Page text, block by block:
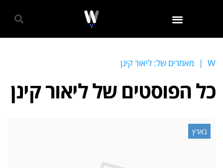
W
| מאמרים של: ליאור קינן
כל הפוסטים שלליאור קינן
בארץ